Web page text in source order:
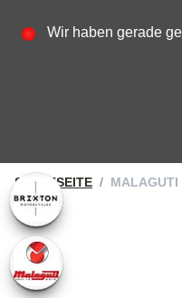
Wir haben gerade
STARTSEITE MALAGUTI